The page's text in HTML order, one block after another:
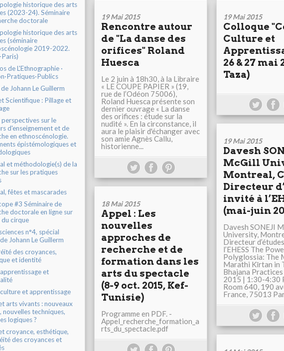
historique des arts
(2023-24). Séminaire
doctorale
historique des arts
(séminaire
2019-2022.
Paris)
de L'Ethnographie ·
Johann Le Guillerm
Scientifique : Pillage et
perspectives sur le
d'enseignement et de
en ethnoscénologie.
épistémologiques et
et méthodologie(s) de la
sur les pratiques
fêtes et mascarades
#3 Séminaire de
doctorale en ligne sur
du cirque
n°4, spécial
Johann Le Guillerm
des croyances,
et identité
et
et apprentissage
arts vivants : nouveaux
nouvelles techniques,
logiques ?
croyance, esthétique,
des croyances et
19 Mai 2015
Rencontre autour
de "La danse des
orifices" Roland
Huesca
Le 2 juin à 18h30, à la Libraire
« LE COUPE PAPIER » (19,
rue de l’Odéon 75006),
Roland Huesca présente son
dernier ouvrage « La danse
des orifices : étude sur la
nudité ». En la circonstance, il
aura le plaisir d'échanger avec
son amie Agnès Callu,
historienne...
19 Mai 2015
Colloque
Culture et
26 & 27 mai
Taza)
19 Mai 2015
Davesh
McGill
Montreal,
Directeur
invité à
(mai-juin
Davesh SONEJI
University,
Directeur
l’EHESS The
Polyglossia: The
Marathi Kīrtan in
Bhajana
2015 | 1:30-4:30
Room 640, 190
France, 75013
18 Mai 2015
Appel : Les
nouvelles
approches de
recherche et de
formation dans les
arts du spectacle
(8-9 oct. 2015, Kef-
Tunisie)
Programme en PDF. -
Appel_recherche_formation_a
rts_du_spectacle.pdf